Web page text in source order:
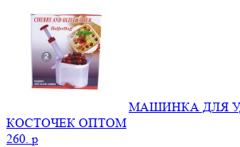
МАШИНКА ДЛЯ
КОСТОЧЕК ОПТОМ
260. p